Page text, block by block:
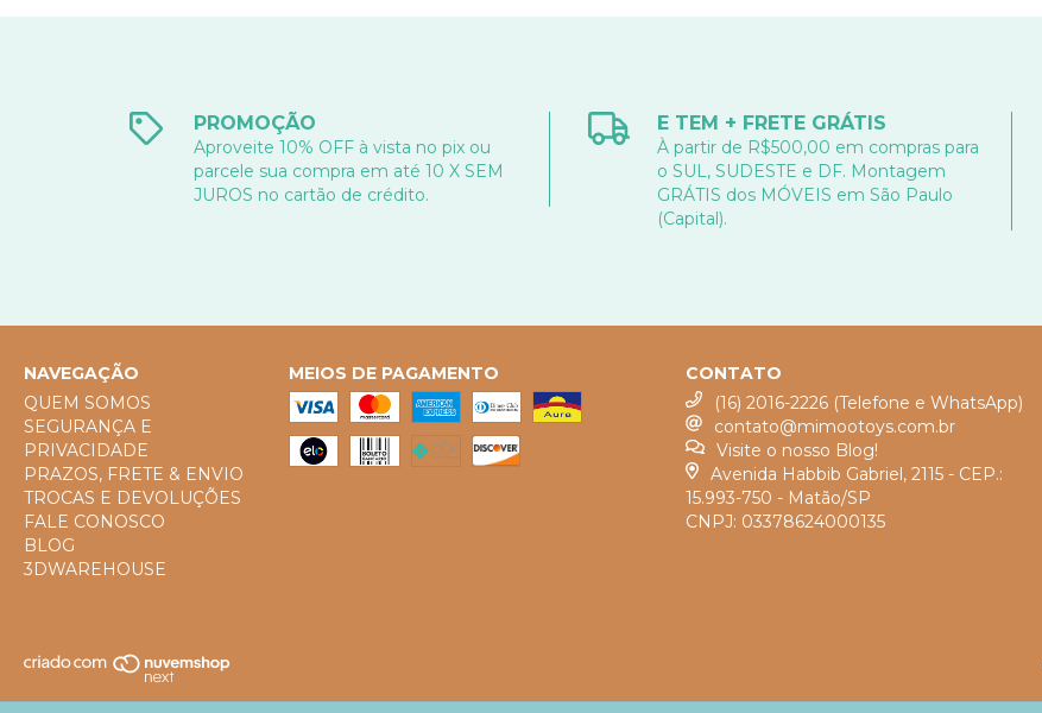
PROMOÇÃO
Aproveite 10% OFF à vista no pix ou
parcele sua compra em até 10 X SEM
JUROS no cartão de crédito.
E TEM + FRETE GRÁTIS
À partir de R$500,00 em compras para
o SUL, SUDESTE e DF. Montagem
GRÁTIS dos MÓVEIS em São Paulo
(Capital).
NAVEGAÇÃO
QUEM SOMOS
SEGURANÇA E
PRIVACIDADE
PRAZOS, FRETE & ENVIO
TROCAS E DEVOLUÇÕES
FALE CONOSCO
BLOG
3DWAREHOUSE
MEIOS DE PAGAMENTO
CONTATO
(16) 2016-2226 (Telefone e WhatsApp)
contato@mimootoys.com.br
Visite o nosso Blog!
Avenida Habbib Gabriel, 2115 - CEP.:
15.993-750 - Matão/SP
CNPJ: 03378624000135